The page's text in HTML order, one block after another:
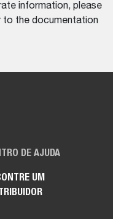
information, please
the documentation
DE AJUDA
UM